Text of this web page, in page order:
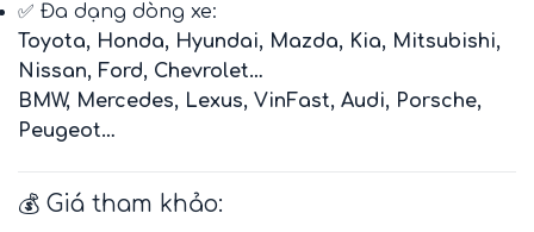
✅ Đa dạng dòng xe:
Toyota, Honda, Hyundai, Mazda, Kia, Mitsubishi,
Nissan, Ford, Chevrolet…
BMW, Mercedes, Lexus, VinFast, Audi, Porsche,
Peugeot…
💰 Giá tham khảo: